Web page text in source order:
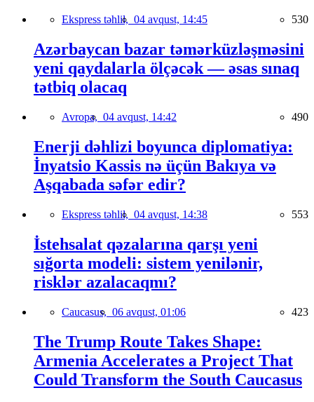
Ekspress təhlil, 04 avqust, 14:45 530
Azərbaycan bazar təmərküzləşməsini
yeni qaydalarla ölçəcək — əsas sınaq
tətbiq olacaq
Avropa, 04 avqust, 14:42 490
Enerji dəhlizi boyunca diplomatiya:
İnyatsio Kassis nə üçün Bakıya və
Aşqabada səfər edir?
Ekspress təhlil, 04 avqust, 14:38 553
İstehsalat qəzalarına qarşı yeni
sığorta modeli: sistem yenilənir,
risklər azalacaqmı?
Caucasus, 06 avqust, 01:06 423
The Trump Route Takes Shape:
Armenia Accelerates a Project That
Could Transform the South Caucasus